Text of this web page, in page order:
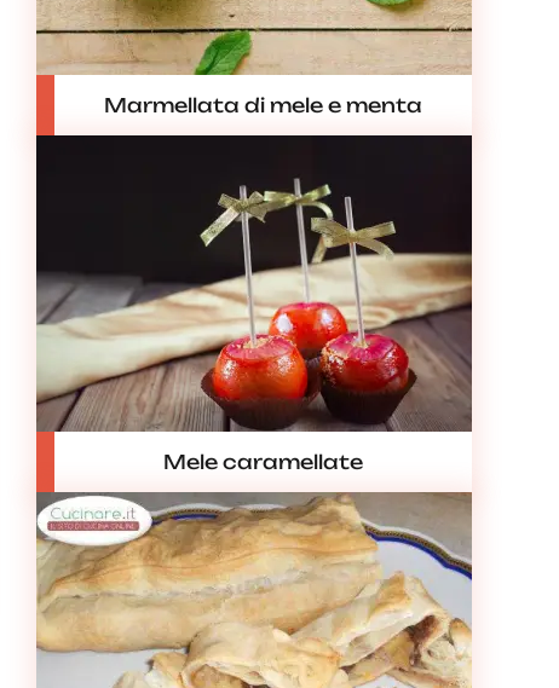
Marmellata di mele e menta
Mele caramellate